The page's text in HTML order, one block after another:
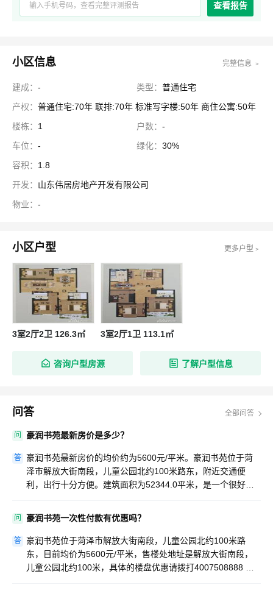
查看报告
小区信息 完整信息 ﹥
建成： - 类型： 普通住宅
产权： 普通住宅:70年 联排:70年 标准写字楼:50年 商住公寓:50年
楼栋： 1 户数： -
车位： - 绿化： 30%
容积： 1.8
开发： 山东伟居房地产开发有限公司
物业： -
小区户型 更多户型﹥
3室2厅2卫 126.3㎡ 3室2厅1卫 113.1㎡
咨询户型房源 了解户型信息
问答 全部问答
问 豪润书苑最新房价是多少？
答 豪润书苑最新房价的均价约为5600元/平米。豪润书苑位于菏
泽市解放大街南段，儿童公园北约100米路东，附近交通便
利，出行十分方便。建筑面积为52344.0平米，是一个很好的
问 豪润书苑一次性付款有优惠吗？
答 豪润书苑位于菏泽市解放大街南段，儿童公园北约100米路
东，目前均价为5600元/平米，售楼处地址是解放大街南段，
儿童公园北约100米，具体的楼盘优惠请拨打4007508888 转